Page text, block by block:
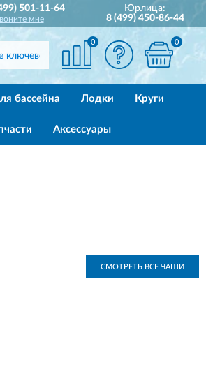
ДОСТАВИМ ПО ВСЕЙ РОССИИ
501-11-64
мне
Юрлица:
8 (499) 450-86-44
0 0
бассейна Лодки Круги
Аксессуары
СМОТРЕТЬ ВСЕ ЧАШИ